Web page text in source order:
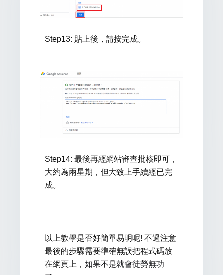
Step13: 貼上後，請按完成。
Step14: 最後再經網站審查批核即可，
大約為兩星期，但大致上手續經已完
成。
以上教學是否好簡單易明呢! 不過注意
最後的步驟需要準確無誤把程式碼放
在網頁上， 如果不是就會徒勞無功